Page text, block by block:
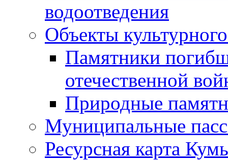
водоотведения
Объекты
Памятники
отечественной
Природные
Муниципальные
Ресурсная карта